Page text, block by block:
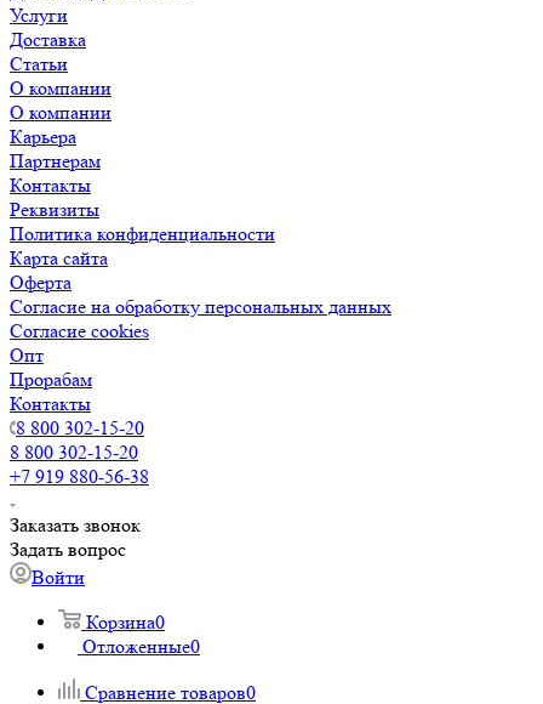
Услуги
Доставка
Статьи
О компании
О компании
Карьера
Партнерам
Контакты
Реквизиты
Политика конфиденциальности
Карта сайта
Оферта
Согласие на обработку персональных данных
Согласие cookies
Опт
Прорабам
Контакты
8 800 302-15-20
8 800 302-15-20
+7 919 880-56-38
Заказать звонок
Задать вопрос
Войти
Корзина0
Отложенные0
Сравнение товаров0